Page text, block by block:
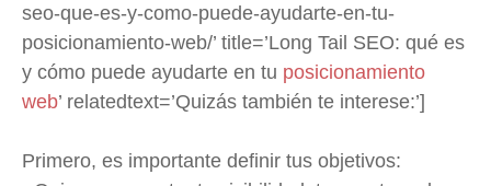
seo-que-es-y-como-puede-ayudarte-en-tu-
posicionamiento-web/’ title=’Long Tail SEO: qué es
y cómo puede ayudarte en tu posicionamiento
web’ relatedtext=’Quizás también te interese:’]
Primero, es importante definir tus objetivos: